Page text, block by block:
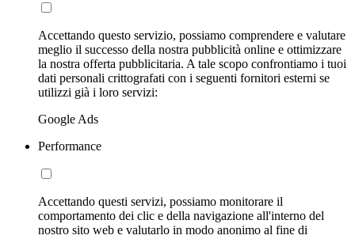
Accettando questo servizio, possiamo comprendere e valutare
meglio il successo della nostra pubblicità online e ottimizzare
la nostra offerta pubblicitaria. A tale scopo confrontiamo i tuoi
dati personali crittografati con i seguenti fornitori esterni se
utilizzi già i loro servizi:
Google Ads
Performance
Accettando questi servizi, possiamo monitorare il
comportamento dei clic e della navigazione all'interno del
nostro sito web e valutarlo in modo anonimo al fine di